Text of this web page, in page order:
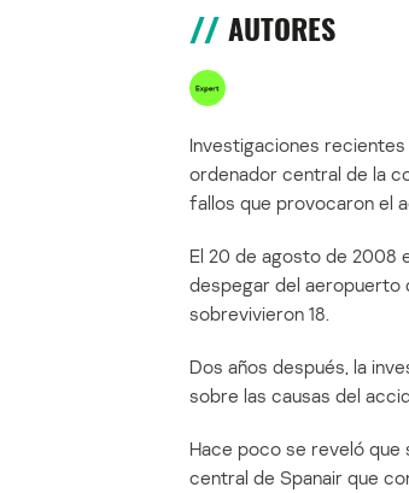
AUTORES
Investigaciones
ordenador central de la
fallos que provocaron el
El 20 de agosto de 2008
despegar del aeropuerto
sobrevivieron 18.
Dos años después, la
sobre las causas del
Hace poco se reveló
central de Spanair que